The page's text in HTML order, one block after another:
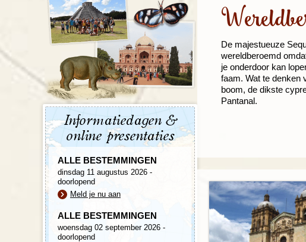
De majestueuze
wereldberoemd
je onderdoor kan
faam. Wat te denken
boom, de dikste
Pantanal.
Informatiedagen &
online presentaties
ALLE BESTEMMINGEN
dinsdag 11 augustus 2026 -
doorlopend
Meld je nu aan
ALLE BESTEMMINGEN
woensdag 02 september 2026 -
doorlopend